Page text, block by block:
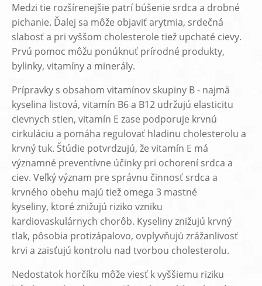
Medzi tie rozšírenejšie patrí búšenie srdca a drobné
pichanie. Ďalej sa môže objaviť arytmia, srdečná
slabosť a pri vyššom cholesterole tiež upchaté cievy.
Prvú pomoc môžu ponúknuť prírodné produkty,
bylinky, vitamíny a minerály.
Prípravky s obsahom vitamínov skupiny B - najmä
kyselina listová, vitamín B6 a B12 udržujú elasticitu
cievnych stien, vitamín E zase podporuje krvnú
cirkuláciu a pomáha regulovať hladinu cholesterolu a
krvný tuk. Štúdie potvrdzujú, že vitamín E má
významné preventívne účinky pri ochorení srdca a
ciev. Veľký význam pre správnu činnosť srdca a
krvného obehu majú tiež omega 3 mastné
kyseliny, ktoré znižujú riziko vzniku
kardiovaskulárnych chorôb. Kyseliny znižujú krvný
tlak, pôsobia protizápalovo, ovplyvňujú zrážanlivosť
krvi a zaisťujú kontrolu nad tvorbou cholesterolu.
Nedostatok horčíku môže viesť k vyššiemu riziku